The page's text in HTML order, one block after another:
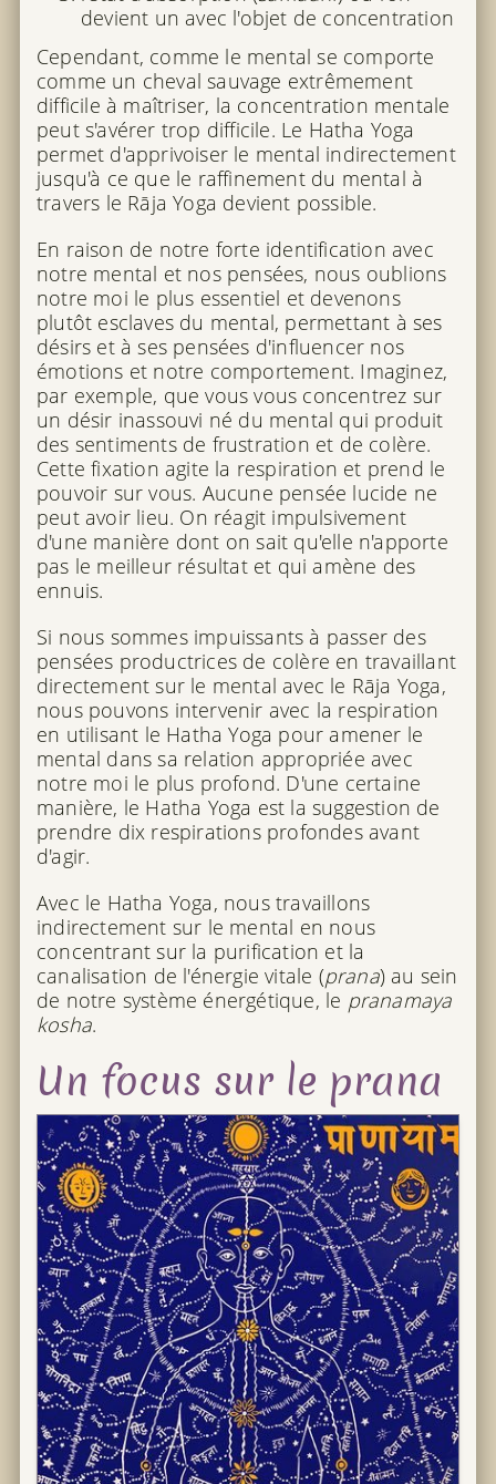
devient un avec l'objet de concentration
Cependant, comme le mental se comporte
comme un cheval sauvage extrêmement
difficile à maîtriser, la concentration mentale
peut s'avérer trop difficile. Le Hatha Yoga
permet d'apprivoiser le mental indirectement
jusqu'à ce que le raffinement du mental à
travers le Rāja Yoga devient possible.
En raison de notre forte identification avec
notre mental et nos pensées, nous oublions
notre moi le plus essentiel et devenons
plutôt esclaves du mental, permettant à ses
désirs et à ses pensées d'influencer nos
émotions et notre comportement. Imaginez,
par exemple, que vous vous concentrez sur
un désir inassouvi né du mental qui produit
des sentiments de frustration et de colère.
Cette fixation agite la respiration et prend le
pouvoir sur vous. Aucune pensée lucide ne
peut avoir lieu. On réagit impulsivement
d'une manière dont on sait qu'elle n'apporte
pas le meilleur résultat et qui amène des
ennuis.
Si nous sommes impuissants à passer des
pensées productrices de colère en travaillant
directement sur le mental avec le Rāja Yoga,
nous pouvons intervenir avec la respiration
en utilisant le Hatha Yoga pour amener le
mental dans sa relation appropriée avec
notre moi le plus profond. D'une certaine
manière, le Hatha Yoga est la suggestion de
prendre dix respirations profondes avant
d'agir.
Avec le Hatha Yoga, nous travaillons
indirectement sur le mental en nous
concentrant sur la purification et la
canalisation de l'énergie vitale (prana) au sein
de notre système énergétique, le pranamaya
kosha.
Un focus sur le prana